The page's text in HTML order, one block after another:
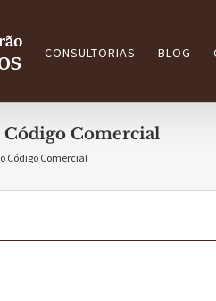
CONSULTORIAS BLOG
Código Comercial
Código Comercial